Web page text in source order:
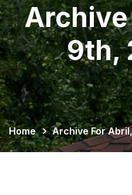
9th,
Home Archive For